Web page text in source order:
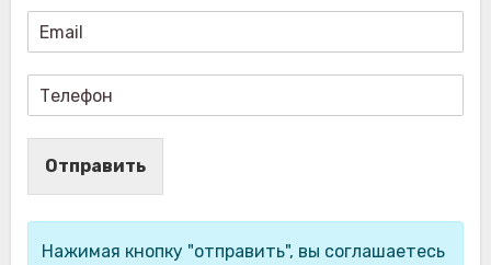
Отправить
Нажимая кнопку "отправить", вы соглашаетесь